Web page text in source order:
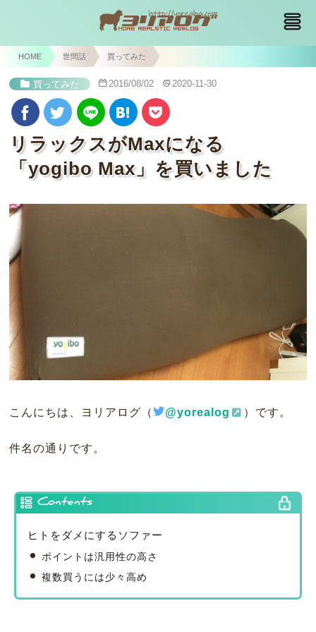
HOME 世間話 買ってみた
買ってみた 2016/08/02 2020-11-30
リラックスがMaxになる
「yogibo Max」を買いました
こんにちは、ヨリアログ（ @yorealog ）です。
件名の通りです。
Contents
ヒトをダメにするソファー
ポイントは汎用性の高さ
複数買うには少々高め